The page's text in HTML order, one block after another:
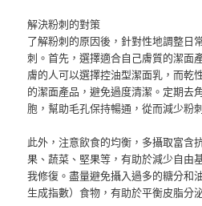
解決粉刺的對策
了解粉刺的原因後，針對性地調整日
刺。首先，選擇適合自己膚質的潔面
膚的人可以選擇控油型潔面乳，而乾
的潔面產品，避免過度清潔。定期去
胞，幫助毛孔保持暢通，從而減少粉
此外，注意飲食的均衡，多攝取富含
果、蔬菜、堅果等，有助於減少自由
我修復。盡量避免攝入過多的糖分和
生成指數）食物，有助於平衡皮脂分